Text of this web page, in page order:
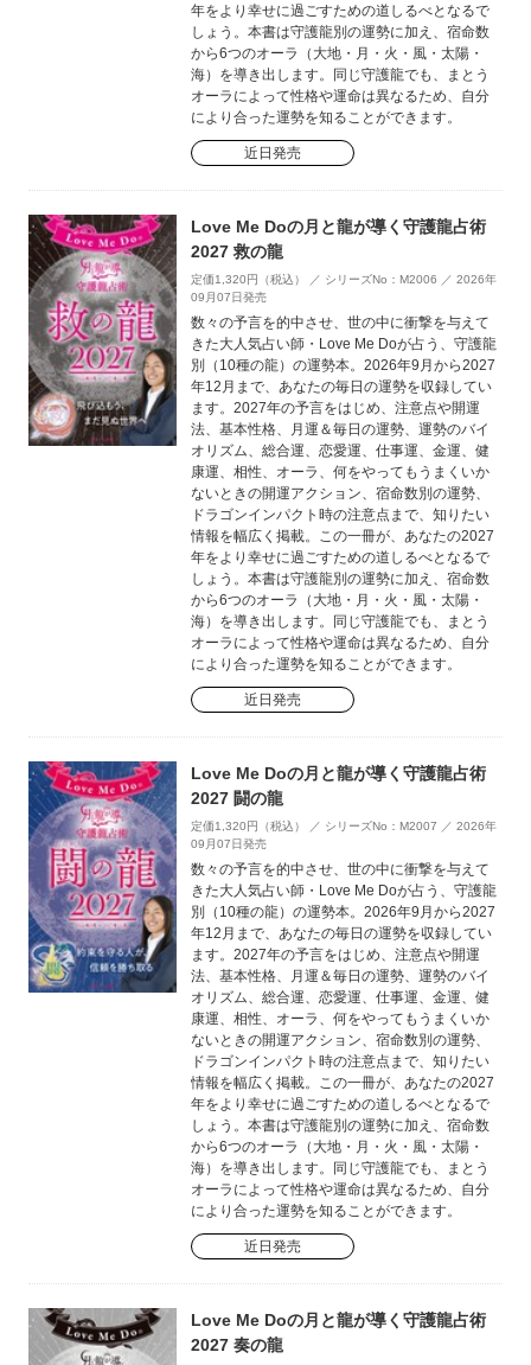
年をより幸せに過ごすための道しるべとなるで
しょう。本書は守護龍別の運勢に加え、宿命数
から6つのオーラ（大地・月・火・風・太陽・
海）を導き出します。同じ守護龍でも、まとう
オーラによって性格や運命は異なるため、自分
により合った運勢を知ることができます。
近日発売
Love Me Doの月と龍が導く守護龍占術
2027 救の龍
定価1,320円（税込） ／ シリーズNo：M2006 ／ 2026年
09月07日発売
数々の予言を的中させ、世の中に衝撃を与えて
きた大人気占い師・Love Me Doが占う、守護龍
別（10種の龍）の運勢本。2026年9月から2027
年12月まで、あなたの毎日の運勢を収録してい
ます。2027年の予言をはじめ、注意点や開運
法、基本性格、月運＆毎日の運勢、運勢のバイ
オリズム、総合運、恋愛運、仕事運、金運、健
康運、相性、オーラ、何をやってもうまくいか
ないときの開運アクション、宿命数別の運勢、
ドラゴンインパクト時の注意点まで、知りたい
情報を幅広く掲載。この一冊が、あなたの2027
年をより幸せに過ごすための道しるべとなるで
しょう。本書は守護龍別の運勢に加え、宿命数
から6つのオーラ（大地・月・火・風・太陽・
海）を導き出します。同じ守護龍でも、まとう
オーラによって性格や運命は異なるため、自分
により合った運勢を知ることができます。
近日発売
Love Me Doの月と龍が導く守護龍占術
2027 闘の龍
定価1,320円（税込） ／ シリーズNo：M2007 ／ 2026年
09月07日発売
数々の予言を的中させ、世の中に衝撃を与えて
きた大人気占い師・Love Me Doが占う、守護龍
別（10種の龍）の運勢本。2026年9月から2027
年12月まで、あなたの毎日の運勢を収録してい
ます。2027年の予言をはじめ、注意点や開運
法、基本性格、月運＆毎日の運勢、運勢のバイ
オリズム、総合運、恋愛運、仕事運、金運、健
康運、相性、オーラ、何をやってもうまくいか
ないときの開運アクション、宿命数別の運勢、
ドラゴンインパクト時の注意点まで、知りたい
情報を幅広く掲載。この一冊が、あなたの2027
年をより幸せに過ごすための道しるべとなるで
しょう。本書は守護龍別の運勢に加え、宿命数
から6つのオーラ（大地・月・火・風・太陽・
海）を導き出します。同じ守護龍でも、まとう
オーラによって性格や運命は異なるため、自分
により合った運勢を知ることができます。
近日発売
Love Me Doの月と龍が導く守護龍占術
2027 奏の龍